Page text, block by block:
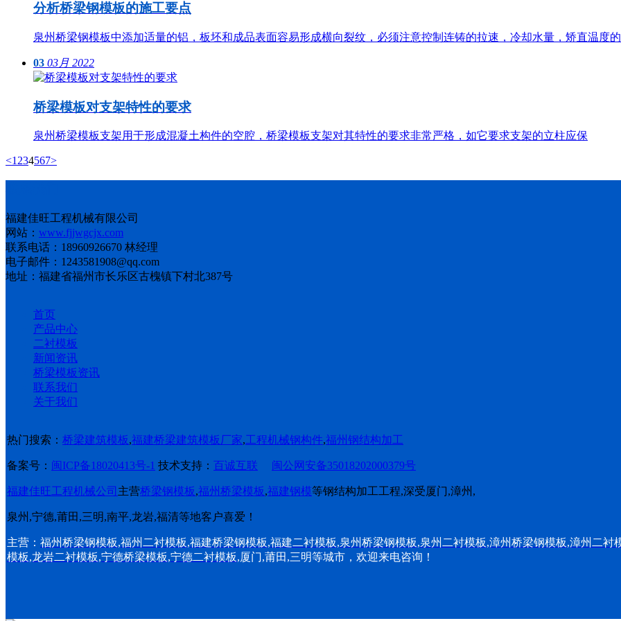
分析桥梁钢模板的施工要点
泉州桥梁钢模板中添加适量的铝，板坯和成品表面容易形成横向裂纹，必须注意控制连铸的拉速，冷却水量，矫直温度
03 03月 2022
桥梁模板对支架特性的要求
泉州桥梁模板支架用于形成混凝土构件的空腔，桥梁模板支架对其特性的要求非常严格，如它要求支架的立柱应保
<1 234567>
福建佳旺工程机械有限公司
网站： www.fjjwgcjx.com
联系电话：18960926670 林经理
电子邮件：1243581908@qq.com
地址：福建省福州市长乐区古槐镇下村北387号
首页
产品中心
二衬模板
新闻资讯
桥梁模板资讯
联系我们
关于我们
热门搜索： 桥梁建筑模板,福建桥梁建筑模板厂家,工程机械钢构件,福州钢结构加工
备案号： 闽ICP备18020413号-1 技术支持： 百诚互联 闽公网安备35018202000379号
福建佳旺工程机械公司 主营桥梁钢模板,福州桥梁模板,福建钢模等钢结构加工工程,深受厦门,漳州,
泉州,宁德,莆田,三明,南平,龙岩,福清等地客户喜爱！
主营： 福州桥梁钢模板,福州二衬模板,福建桥梁钢模板,福建二衬模板,泉州桥梁钢模板,泉州二衬模板,漳州桥梁钢模板,漳州二衬
模板,龙岩二衬模板,宁德桥梁模板,宁德二衬模板,厦门,莆田,三明等城市，欢迎来电咨询！